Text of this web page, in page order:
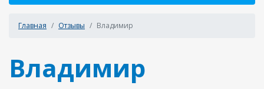
Главная Отзывы Владимир
Владимир